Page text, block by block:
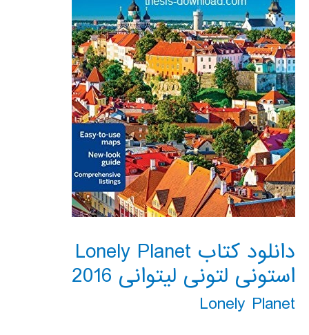
دانلود کتاب Lonely Planet
استونی لتونی لیتوانی 2016
Lonely Planet